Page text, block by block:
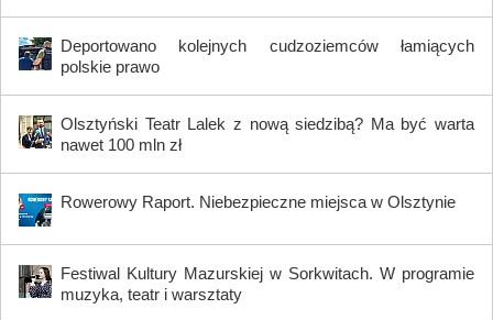
Deportowano kolejnych cudzoziemców łamiących
polskie prawo
Olsztyński Teatr Lalek z nową siedzibą? Ma być warta
nawet 100 mln zł
Rowerowy Raport. Niebezpieczne miejsca w Olsztynie
Festiwal Kultury Mazurskiej w Sorkwitach. W programie
muzyka, teatr i warsztaty